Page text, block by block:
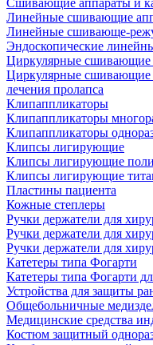
Сшивающие аппараты и
Линейные сшивающие
Линейные сшивающе-
Эндоскопические
Циркулярные сшивающие
Циркулярные сшивающие
лечения пролапса
Клипаппликаторы
Клипаппликаторы
Клипаппликаторы
Клипсы лигирующие
Клипсы лигирующие
Клипсы лигирующие
Пластины пациента
Кожные степлеры
Ручки держатели для
Ручки держатели для
Ручки держатели для
Катетеры типа Фогарти
Катетеры типа Фогарти
Устройства для защиты
Общебольничные
Медицинские средства
Костюм защитный